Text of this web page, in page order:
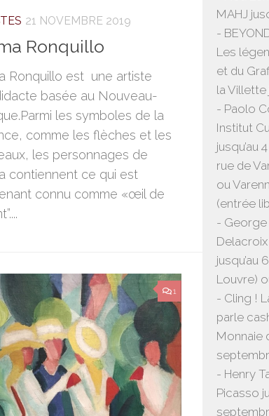
21 NOVEMBRE 2019
Ronquillo
Ronquillo est une artiste
basée au Nouveau-
les symboles de la
comme les flèches et les
les personnages de
contiennent ce qui est
connu comme «œil de
1
MAHJ
-
Les
et du
la Villette
- Paolo
Institut
jusqu’au
rue de
ou
(entrée
- George
jusqu’au
Louvre)
- Cling !
parle
Monnaie
- Henry
Picasso